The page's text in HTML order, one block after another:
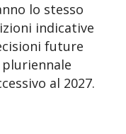
lo stesso
indicative
future
al 2027.